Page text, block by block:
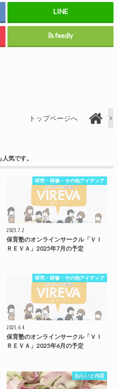
feedly
トップページへ
気です。
研究・研修・その他アイディア
2025.7.2
保育塾のオンラインサークル「ＶＩ
ＲＥＶＡ」2025年7月の予定
研究・研修・その他アイディア
2025.6.4
保育塾のオンラインサークル「ＶＩ
ＲＥＶＡ」2025年6月の予定
ねらいと内容